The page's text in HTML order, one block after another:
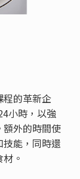
程的革新企
小時，以強
外的時間使
能，同時還
。